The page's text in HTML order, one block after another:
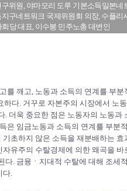
위원, 야마모리 도루 기본소득일본네
구네트워크 국제위원회 의장, 수플리
당 대표, 이수봉 민주노총 대변인
를 깨고, 노동과 소득의 연계를 부분
다. 거꾸로 자본주의 시장에서 노
더욱 중요한 점은 노동자의 노동과
은 임금노동과 소득의 연계를 부분
초하지 않은 소득을 재분배하는 효
유주의 수탈경제에 의한 왜곡을
. 금융ㆍ지대적 수탈에 대해 조세
.